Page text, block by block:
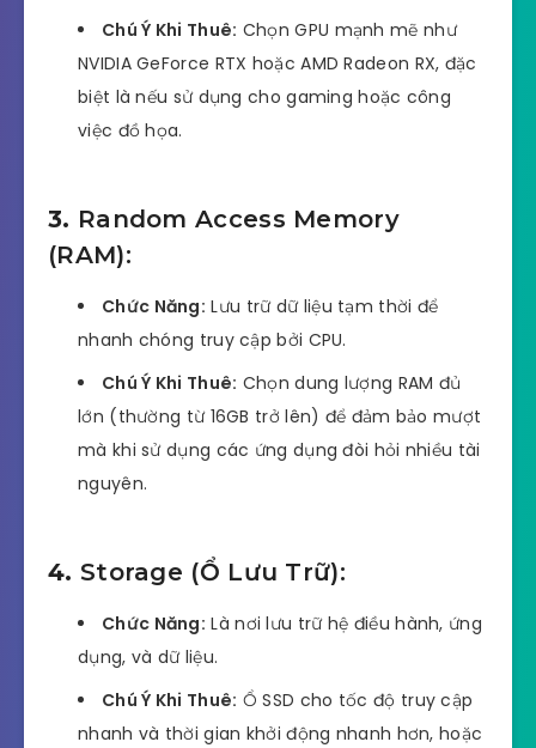
Chú Ý Khi Thuê: Chọn GPU mạnh mẽ như
NVIDIA GeForce RTX hoặc AMD Radeon RX, đặc
biệt là nếu sử dụng cho gaming hoặc công
việc đồ họa.
3. Random Access Memory
(RAM):
Chức Năng: Lưu trữ dữ liệu tạm thời để
nhanh chóng truy cập bởi CPU.
Chú Ý Khi Thuê: Chọn dung lượng RAM đủ
lớn (thường từ 16GB trở lên) để đảm bảo mượt
mà khi sử dụng các ứng dụng đòi hỏi nhiều tài
nguyên.
4. Storage (Ổ Lưu Trữ):
Chức Năng: Là nơi lưu trữ hệ điều hành, ứng
dụng, và dữ liệu.
Chú Ý Khi Thuê: Ổ SSD cho tốc độ truy cập
nhanh và thời gian khởi động nhanh hơn, hoặc